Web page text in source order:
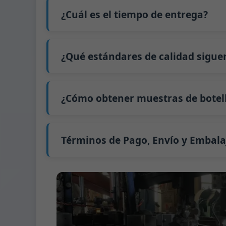
El precio será aún más bajo si cada tipo
interesado en esta botella,
contáctenos
precio exacto y prepararemos una
¿Cuál es el tiempo de entrega?
extiende a 45 días.
El envío desde China tarda
¿Qué estándares de calidad
GB4806.5一2016 <Estándar Nacional de
(CE) No. 1935/2004 Migración de metales
¿Cómo obtener muestras de
Normalmente enviamos muestras a
Términos de Pago, Envío y
Métodos de pago admitidos para los
Término de envío:
EXW, FOB, CFR, CIF
Términos de embalaje:
Palés + Divisores,